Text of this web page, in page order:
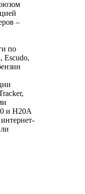
–
по
Escudo,
и H20A